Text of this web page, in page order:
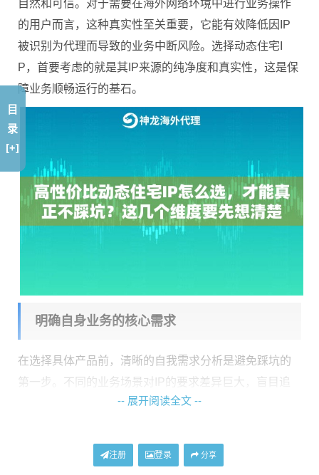
自然和可信。对于需要在海外网络环境中进行业务操作
的用户而言，这种真实性至关重要，它能有效降低因IP
被识别为代理而导致的业务中断风险。选择动态住宅I
P，首要考虑的就是其IP来源的纯净度和真实性，这是保
障业务顺畅运行的基石。
明确自身业务的核心需求
在选择具体产品前，清晰的自我需求分析是避免踩坑的
第一步。不同的业务场景对IP的要求差异巨大，盲目追
求低价或功能全面反而可能事倍功半。您可以问自己几
的更换频率（会话时长）有何要求？是否需要精准定位
到特定国家甚至城市？业务流量消耗是大还是小？是否
-- 展开阅读全文 --
注册 登录 分享
目
录
[+]